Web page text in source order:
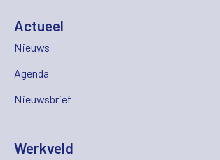
Actueel
Nieuws
Agenda
Nieuwsbrief
Werkveld